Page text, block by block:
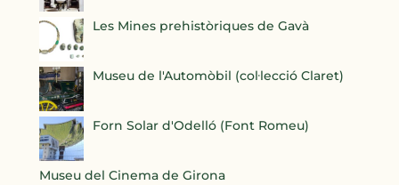
Les Mines prehistòriques de Gavà
Museu de l'Automòbil (col·lecció Claret)
Forn Solar d'Odelló (Font Romeu)
Museu del Cinema de Girona